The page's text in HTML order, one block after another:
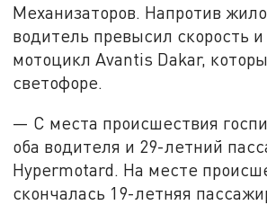
Механизаторов. Напротив
водитель превысил скорость и
мотоцикл Avantis Dakar,
светофоре.
— С места происшествия
оба водителя и 29-летний
Hypermotard. На месте
скончалась 19-летняя